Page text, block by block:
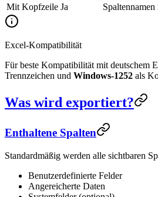
Mit Kopfzeile Ja
Excel-Kompatibilität
Für beste Kompatibilität mit deutschem
Trennzeichen und Windows-1252 als
Was wird exportiert?
Enthaltene Spalten
Standardmäßig werden alle sichtbaren
Benutzerdefinierte Felder
Angereicherte Daten